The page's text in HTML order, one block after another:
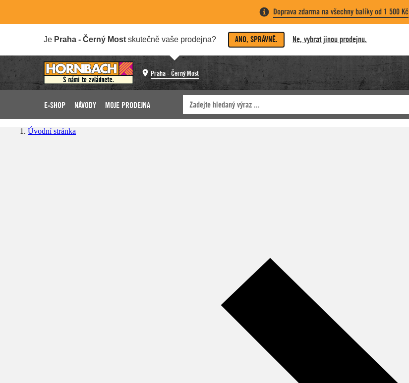
Doprava zdarma na všechny balíky od 1 500 Kč
Je Praha - Černý Most skutečně vaše prodejna? ANO, SPRÁVNĚ. Ne, vybrat jinou prodejnu.
Praha - Černý Most
E-SHOP NÁVODY MOJE PRODEJNA
Úvodní stránka